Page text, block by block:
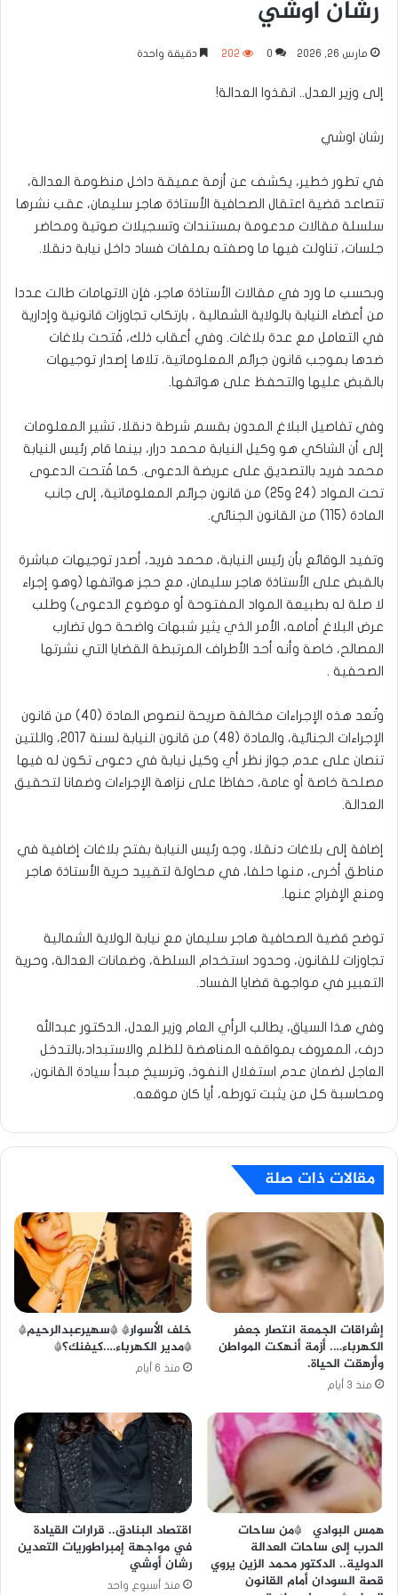
رشان اوشي
مارس 26, 2026 0
202 دقيقة واحدة
إلى وزير العدل.. انقذوا العدالة!
رشان اوشي
في تطور خطير، يكشف عن أزمة عميقة داخل منظومة العدالة،
تتصاعد قضية اعتقال الصحافية الأستاذة هاجر سليمان، عقب نشرها
سلسلة مقالات مدعومة بمستندات وتسجيلات صوتية ومحاضر
جلسات، تناولت فيها ما وصفته بملفات فساد داخل نيابة دنقلا.
وبحسب ما ورد في مقالات الأستاذة هاجر، فإن الاتهامات طالت عددا
من أعضاء النيابة بالولاية الشمالية ، بارتكاب تجاوزات قانونية وإدارية
في التعامل مع عدة بلاغات. وفي أعقاب ذلك، فُتحت بلاغات
ضدها بموجب قانون جرائم المعلوماتية، تلاها إصدار توجيهات
بالقبض عليها والتحفظ على هواتفها.
وفي تفاصيل البلاغ المدون بقسم شرطة دنقلا، تشير المعلومات
إلى أن الشاكي هو وكيل النيابة محمد درار، بينما قام رئيس النيابة
محمد فريد بالتصديق على عريضة الدعوى. كما فُتحت الدعوى
تحت المواد (24 و25) من قانون جرائم المعلوماتية، إلى جانب
المادة (115) من القانون الجنائي.
وتفيد الوقائع بأن رئيس النيابة، محمد فريد، أصدر توجيهات مباشرة
بالقبض على الأستاذة هاجر سليمان، مع حجز هواتفها (وهو إجراء
لا صلة له بطبيعة المواد المفتوحة أو موضوع الدعوى) وطلب
عرض البلاغ أمامه، الأمر الذي يثير شبهات واضحة حول تضارب
المصالح، خاصة وأنه أحد الأطراف المرتبطة القضايا التي نشرتها
الصحفية .
وتُعد هذه الإجراءات مخالفة صريحة لنصوص المادة (40) من قانون
الإجراءات الجنائية، والمادة (48) من قانون النيابة لسنة 2017، واللتين
تنصان على عدم جواز نظر أي وكيل نيابة في دعوى تكون له فيها
مصلحة خاصة أو عامة، حفاظا على نزاهة الإجراءات وضمانا لتحقيق
العدالة.
إضافة إلى بلاغات دنقلا، وجه رئيس النيابة بفتح بلاغات إضافية في
مناطق أخرى، منها حلفا، في محاولة لتقييد حرية الأستاذة هاجر
ومنع الإفراج عنها.
توضح قضية الصحافية هاجر سليمان مع نيابة الولاية الشمالية
تجاوزات للقانون، وحدود استخدام السلطة، وضمانات العدالة، وحرية
التعبير في مواجهة قضايا الفساد.
وفي هذا السياق، يطالب الرأي العام وزير العدل، الدكتور عبدالله
درف، المعروف بمواقفه المناهضة للظلم والاستبداد،بالتدخل
العاجل لضمان عدم استغلال النفوذ، وترسيخ مبدأ سيادة القانون،
ومحاسبة كل من يثبت تورطه، أيا كان موقعه.
مقالات ذات صلة
إشراقات الجمعة انتصار جعفر
الكهرباء…. أزمة أنهكت المواطن
وأرهقت الحياة.
منذ 3 أيام
خلف الأسوار* *سهيرعبدالرحيم*
*مدير الكهرباء….كيفنك؟*
منذ 6 أيام
همس البوادي *من ساحات
الحرب إلى ساحات العدالة
الدولية.. الدكتور محمد الزين يروي
قصة السودان أمام القانون
اقتصاد البنادق.. قرارات القيادة
في مواجهة إمبراطوريات التعدين
رشان أوشي
منذ أسبوع واحد